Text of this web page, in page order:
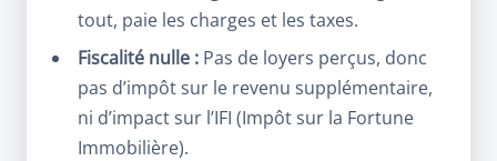
tout, paie les charges et les taxes.
Fiscalité nulle :Pas de loyers perçus, donc
pas d’impôt sur le revenu supplémentaire,
ni d’impact sur l’IFI (Impôt sur la Fortune
Immobilière).